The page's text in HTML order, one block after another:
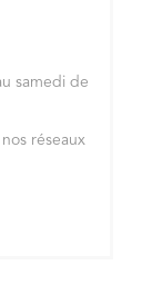
samedi de
réseaux